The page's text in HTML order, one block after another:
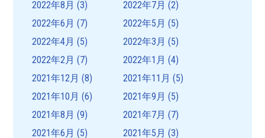
2022年8月 (3) 2022年7月 (2)
2022年6月 (7) 2022年5月 (5)
2022年4月 (5) 2022年3月 (5)
2022年2月 (7) 2022年1月 (4)
2021年12月 (8) 2021年11月 (5)
2021年10月 (6) 2021年9月 (5)
2021年8月 (9) 2021年7月 (7)
2021年6月 (5) 2021年5月 (3)